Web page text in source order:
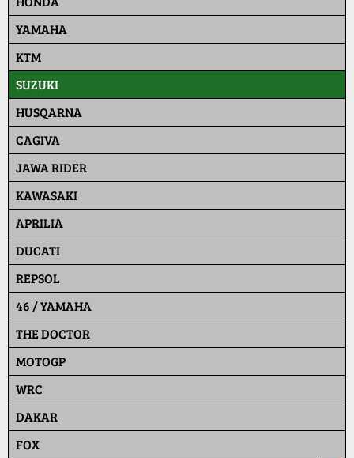
YAMAHA
KTM
SUZUKI
HUSQARNA
CAGIVA
JAWA RIDER
KAWASAKI
APRILIA
DUCATI
REPSOL
46 / YAMAHA
THE DOCTOR
MOTOGP
WRC
DAKAR
FOX